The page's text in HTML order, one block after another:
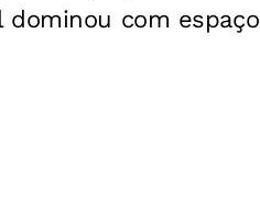
dominou com espaço